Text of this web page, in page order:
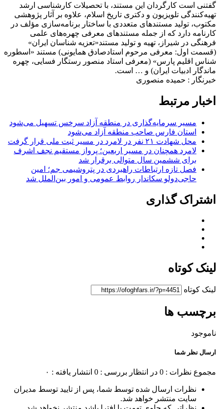
گفتنی است کارگردان این مستند، با تحصیلات کارشناسی ارشد
تهیه‌کنندگی تلویزیون و دکتری تاریخ اسلام، علاوه بر آثار پژوهشی
مکتوب، تولید مستندهای متعددی با ساختار برنامه‌سازی مؤلف در
کارنامه دارد که از جمله مستندهای معرفی چهره‌های علمی
فرهنگی در شیراز، تهیه و تولید مستند«تعزیه شناسان ایران»
(قسمت اول: معرفی مرحوم استادصادق همایونی) مستند «اسطوره
شناس اقلیم پارس» (معرفی استاد منصور رستگار فسایی، چهره
ماندگار ادبیات ایران) و … است.
خبرنگار : حمیده منصوری
اخبار مرتبط
مسیر سرمایه‌گذاری در منطقه آزاد سرخس تسهیل می‌شود
استان فارس صاحب منطقه آزاد می‌شود
محل شهادت ۲۱ نفر در لامرد در مسیر ثبت ملی قرار گرفت
لامرد همچنان در مسیر اربعین؛ پرواز مستقیم نجف اشرف
برای ششمین سال متوالی برقرار شد
فصل تازه ارتباطات راهبردی در پتروشیمی جم؛ امین
حاجی‌دولو سکاندار روابط عمومی و امور بین‌الملل شد
اشتراک گذاری
لینک کوتاه
لینک کوتاه
برچسب ها
ناموجود
ارسال نظر شما
مجموع نظرات : 0 در انتظار بررسی : 0 انتشار یافته : ۰
نظرات ارسال شده توسط شما، پس از تایید توسط مدیران
سایت منتشر خواهد شد.